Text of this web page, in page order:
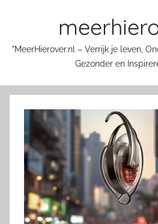
"MeerHierover.nl – Verrijk je leven,
Gezonder en